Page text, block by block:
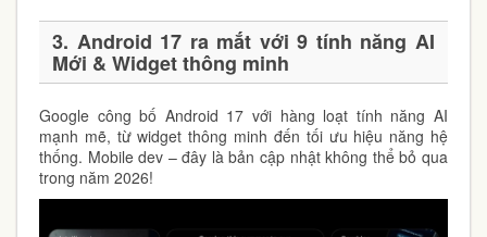
3. Android 17 ra mắt với 9 tính năng AI
Mới & Widget thông minh
Google công bố Android 17 với hàng loạt tính năng AI
mạnh mẽ, từ widget thông minh đến tối ưu hiệu năng hệ
thống. Mobile dev – đây là bản cập nhật không thể bỏ qua
trong năm 2026!